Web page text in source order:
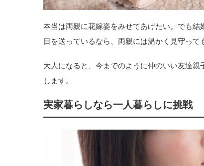
本当は両親に花嫁姿をみせてあげたい。でも
日を送っているなら、両親には温かく見守って
大人になると、今までのように仲のいい友達
します。
実家暮らしなら一人暮らしに挑戦